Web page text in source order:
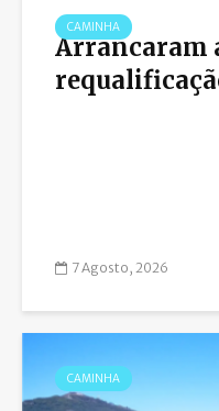
CAMINHA
Arrancaram
7 Agosto, 2026
CAMINHA